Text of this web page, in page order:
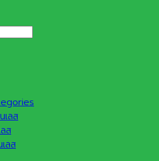
เลส
ส
ลส